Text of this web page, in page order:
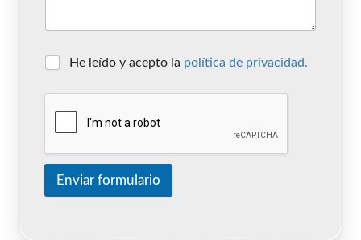
He leído y acepto la política de privacidad.
Enviar formulario